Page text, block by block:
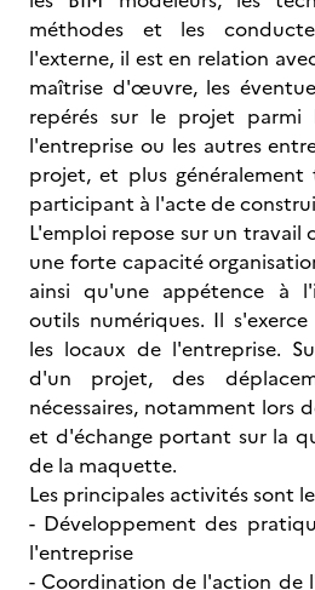
méthodes et les
l'externe, il est en relation
maîtrise d'œuvre, les
repérés sur le projet parmi
l'entreprise ou les autres
projet, et plus généralement
participant à l'acte de
L'emploi repose sur un
une forte capacité
ainsi qu'une appétence à
outils numériques. Il
les locaux de l'entreprise.
d'un projet, des
nécessaires, notamment lors
et d'échange portant sur la
de la maquette.
Les principales activités sont
- Développement des
l'entreprise
- Coordination de l'action de